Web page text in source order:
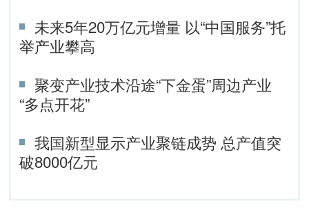
未来5年20万亿元增量 以“中国服务”托
举产业攀高
聚变产业技术沿途“下金蛋”周边产业
“多点开花”
我国新型显示产业聚链成势 总产值突
破8000亿元